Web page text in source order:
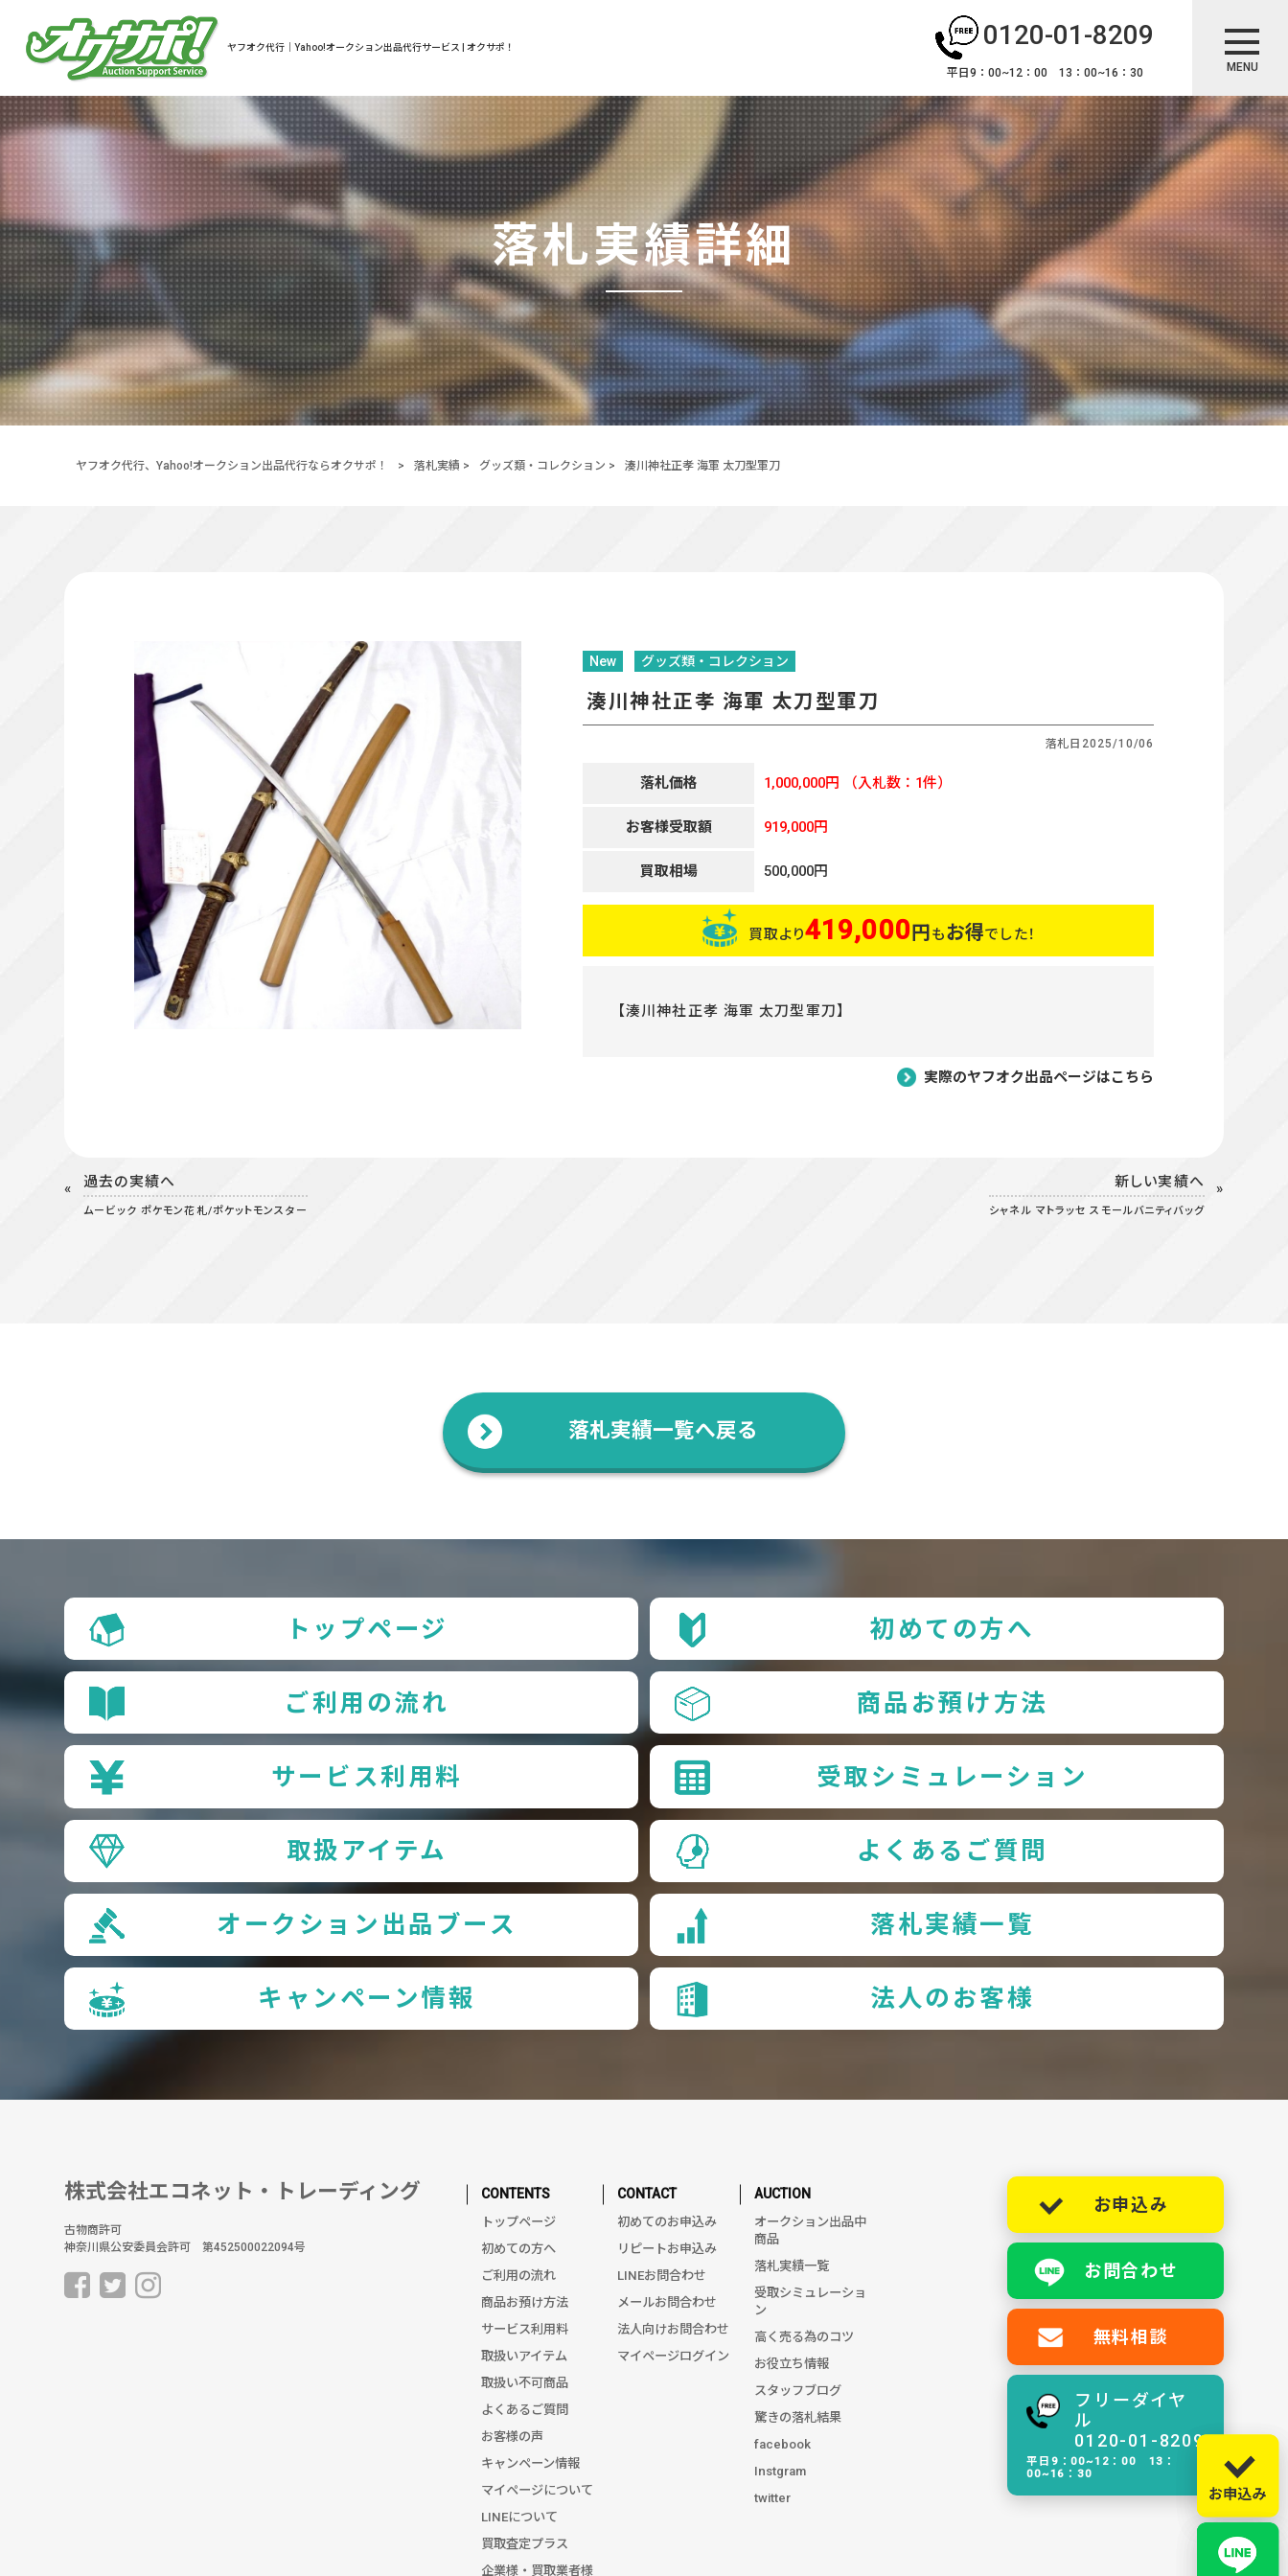
ヤフオク代行｜Yahoo!オークション出品代行サービス | オクサポ！ 0120-01-8209
平日9：00~12：00 13：00~16：30 MENU
落札実績詳細
ヤフオク代行、Yahoo!オークション出品代行ならオクサポ！ > 落札実績 > グッズ類・コレクション > 湊川神社正孝 海軍 太刀型軍刀
New グッズ類・コレクション
湊川神社正孝 海軍 太刀型軍刀
落札日 2025/10/06
落札価格 1,000,000円 （入札数：1件）
お客様受取額 919,000円
買取相場 500,000円
買取より419,000円もお得でした！
【湊川神社正孝 海軍 太刀型軍刀】
実際のヤフオク出品ページはこちら
過去の実績へ
ムービック ポケモン花札/ポケットモンスター
新しい実績へ
シャネル マトラッセ スモールバニティバッグ
落札実績一覧へ戻る
トップページ 初めての方へ
ご利用の流れ 商品お預け方法
サービス利用料 受取シミュレーション
取扱アイテム よくあるご質問
オークション出品ブース 落札実績一覧
キャンペーン情報 法人のお客様
株式会社エコネット・トレーディング
古物商許可
神奈川県公安委員会許可 第452500022094号
CONTENTS
トップページ
初めての方へ
ご利用の流れ
商品お預け方法
サービス利用料
取扱いアイテム
取扱い不可商品
よくあるご質問
お客様の声
キャンペーン情報
マイページについて
LINEについて
買取査定プラス
企業様・買取業者様
CONTACT
初めてのお申込み
リピートお申込み
LINEお問合わせ
メールお問合わせ
法人向けお問合わせ
マイページログイン
AUCTION
オークション出品中
商品
落札実績一覧
受取シミュレーショ
ン
高く売る為のコツ
お役立ち情報
スタッフブログ
驚きの落札結果
facebook
Instgram
twitter
お申込み
お問合わせ
無料相談
フリーダイヤ
ル
0120-01-8209
平日9：00~12：00 13：
00~16：30